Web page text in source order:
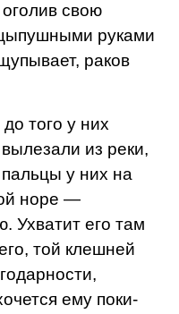
ого­лив свою
руками
раков
того у них
из реки,
у них на
норе —
Ухватит его там
той клешней
ему поки­